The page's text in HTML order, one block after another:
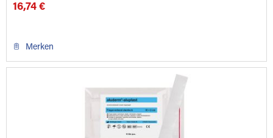
16,74 €
Merken